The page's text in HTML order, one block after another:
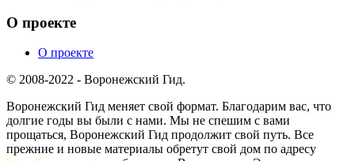
О проекте
О проекте
© 2008-2022 - Воронежский Гид.
Воронежский Гид меняет свой формат. Благодарим вас, что
долгие годы вы были с нами. Мы не спешим с вами
прощаться, Воронежский Гид продолжит свой путь. Все
прежние и новые материалы обретут свой дом по адресу